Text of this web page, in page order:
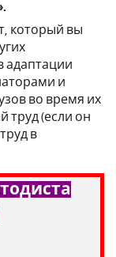
который вы
адаптации
и
во время их
труд (если он
в